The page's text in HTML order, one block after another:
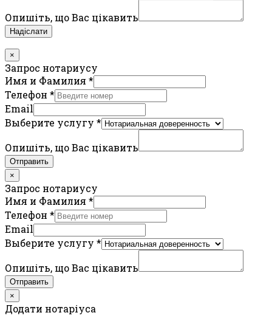
Опишіть, що Вас цікавить
Надіслати
×
Запрос нотариусу
Имя и Фамилия *
Телефон *
Email
Выберите услугу *
Опишіть, що Вас цікавить
Отправить
×
Запрос нотариусу
Имя и Фамилия *
Телефон *
Email
Выберите услугу *
Опишіть, що Вас цікавить
Отправить
×
Додати нотаріуса